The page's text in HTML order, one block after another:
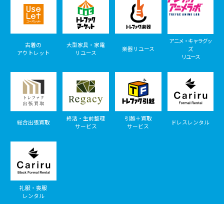
古着の
アウトレット
大型家具・家電
リユース
楽器リユース
アニメ・キャラグッ
ズ
リユース
総合出張買取
終活・生前整理
サービス
引越＋買取
サービス
ドレスレンタル
礼服・喪服
レンタル